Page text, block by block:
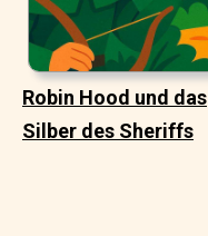
Robin Hood und das
Silber des Sheriffs